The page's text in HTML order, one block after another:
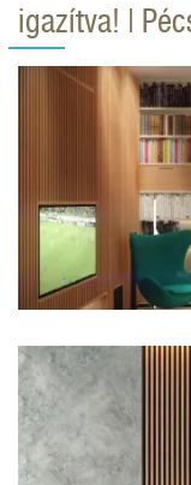
igazítva! |